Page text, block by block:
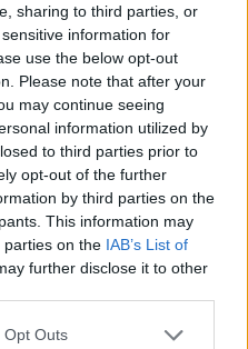
sharing to third parties, or
information for
use the below opt-out
Please note that after your
may continue seeing
information utilized by
to third parties prior to
opt-out of the further
by third parties on the
This information may
parties on the IAB’s List of
further disclose it to other
uses one or more Google
Opt Outs
των
ο ένας στην
στην
ότι«μετά από
η πρόεδρος
το πρώτο σκέλος
εν μέρει δεκτό,
το δεύτερο
ξεκινήσει ήδη η
των δύο